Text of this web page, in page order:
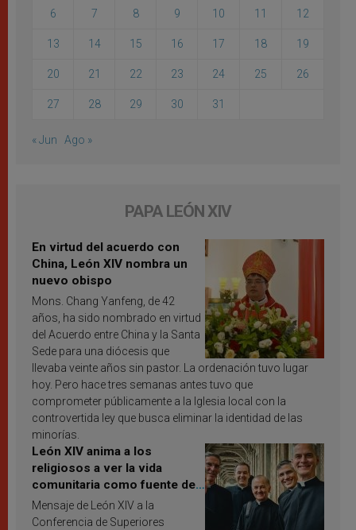
6 7 8 9 10 11 12
13 14 15 16 17 18 19
20 21 22 23 24 25 26
27 28 29 30 31
« Jun Ago »
PAPA LEÓN XIV
En virtud del acuerdo con
China, León XIV nombra un
nuevo obispo
Mons. Chang Yanfeng, de 42
años, ha sido nombrado en virtud
del Acuerdo entre China y la Santa
Sede para una diócesis que
llevaba veinte años sin pastor. La ordenación tuvo lugar
hoy. Pero hace tres semanas antes tuvo que
comprometer públicamente a la Iglesia local con la
controvertida ley que busca eliminar la identidad de las
minorías.
León XIV anima a los
religiosos a ver la vida
comunitaria como fuente de
inspiración y santificación
Mensaje de León XIV a la
Conferencia de Superiores